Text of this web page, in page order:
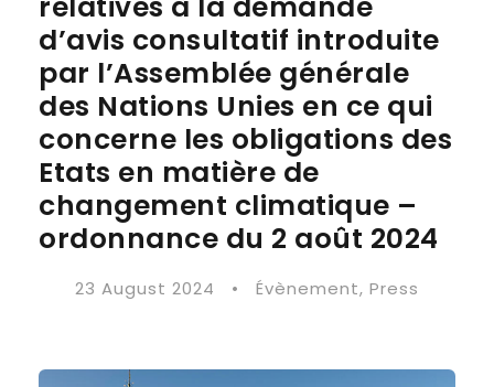
d’avis consultatif introduite
par l’Assemblée générale
des Nations Unies en ce qui
concerne les obligations des
Etats en matière de
changement climatique –
ordonnance du 2 août 2024
23 August 2024 • Évènement, Press